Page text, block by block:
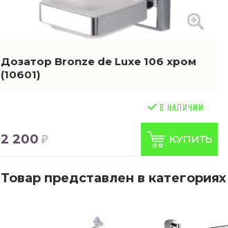
Дозатор Bronze de Luxe 106 хром
(10601)
2 200
Товар представлен в категориях